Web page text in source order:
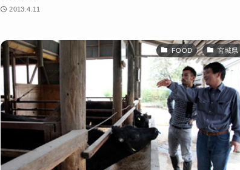
2013.4.11
FOOD 宮城県